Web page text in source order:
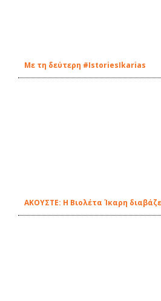
Με τη δεύτερη #IstoriesIkarias
ΑΚΟΥΣΤΕ: Η Βιολέτα Ίκαρη